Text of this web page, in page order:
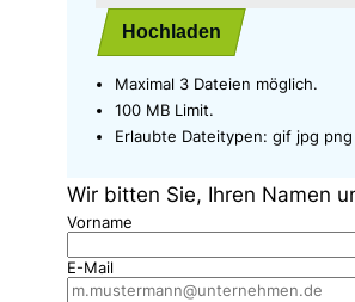
Hochladen
Maximal 3 Dateien möglich.
100 MB Limit.
Erlaubte Dateitypen: gif jpg
Wir bitten Sie, Ihren Namen
Vorname
E-Mail